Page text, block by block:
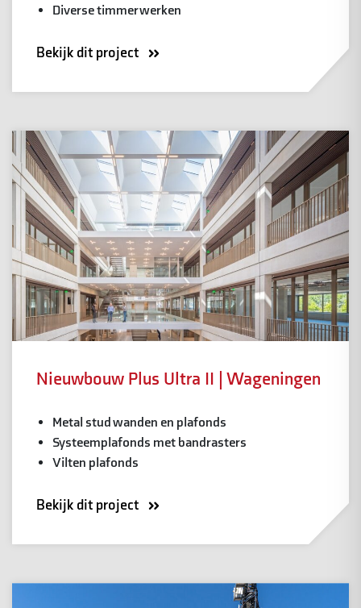
Diverse timmerwerken
Bekijk dit project
Nieuwbouw Plus Ultra II | Wageningen
Metal stud wanden en plafonds
Systeemplafonds met bandrasters
Vilten plafonds
Bekijk dit project